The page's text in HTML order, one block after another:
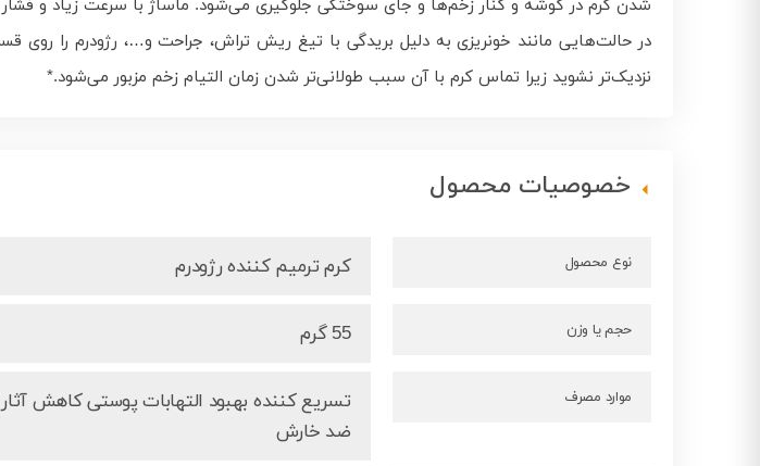
شدن کرم در گوشه و کنار زخم‌ها و جای سوختگی جلوگیری می‌شود. ماساژ با سرعت زیاد و
در حالت‌هایی مانند خونریزی به دلیل بریدگی با تیغ ریش تراش، جراحت و…، رژودرم را
نزدیک‌تر نشوید زیرا تماس کرم با آن سبب طولانی‌تر شدن زمان التیام زخم مزبور می‌شود.*
خصوصیات محصول
نوع محصول کرم ترمیم کننده رژودرم
حجم یا وزن 55 گرم
موارد مصرف
تسریع کننده بهبود التهابات پوستی کاهش
ضد خارش